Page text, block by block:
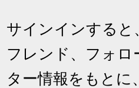
サインインすると
フレンド、フォロ
ター情報をもとに